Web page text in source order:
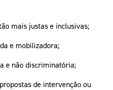
mais justas e inclusivas;
e mobilizadora;
e não discriminatória;
de intervenção ou